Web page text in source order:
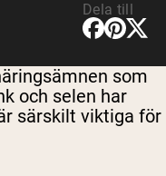
Dela till
som
och selen har
särskilt viktiga för